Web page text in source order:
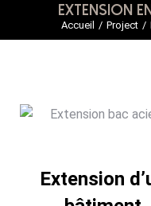
Extension
Vous êtes ici :
Accueil Project
Extension